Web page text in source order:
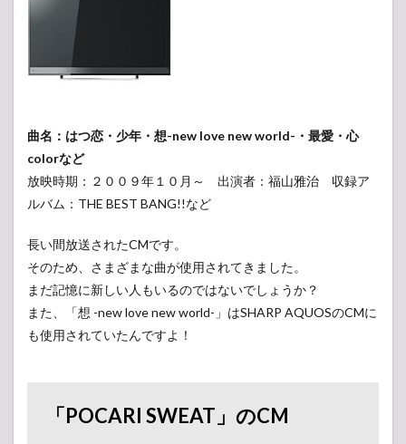
曲名：はつ恋・少年・想-new love new world-・最愛・心
colorなど
放映時期：２００９年１０月～ 出演者：福山雅治 収録ア
ルバム：THE BEST BANG!!など
長い間放送されたCMです。
そのため、さまざまな曲が使用されてきました。
まだ記憶に新しい人もいるのではないでしょうか？
また、「想 -new love new world-」はSHARP AQUOSのCMに
も使用されていたんですよ！
「POCARI SWEAT」のCM